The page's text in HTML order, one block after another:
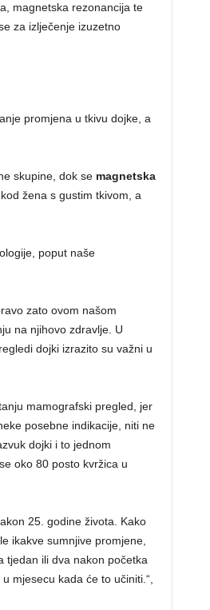
magnetska rezonancija te
za izlječenje izuzetno
promjena u tkivu dojke, a
skupine, dok se magnetska
žena s gustim tkivom, a
poput naše
zato ovom našom
na njihovo zdravlje. U
dojki izrazito su važni u
mamografski pregled, jer
posebne indikacije, niti ne
dojki i to jednom
oko 80 posto kvržica u
25. godine života. Kako
ikakve sumnjive promjene,
tjedan ili dva nakon početka
mjesecu kada će to učiniti.“,